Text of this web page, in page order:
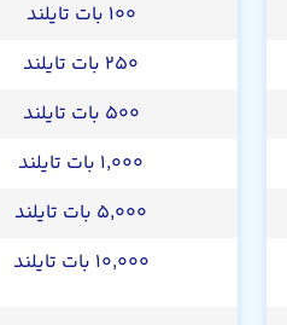
۱۰۰ بات تایلند
۲۵۰ بات تایلند
۵۰۰ بات تایلند
۱,۰۰۰ بات تایلند
۵,۰۰۰ بات تایلند
۱۰,۰۰۰ بات تایلند